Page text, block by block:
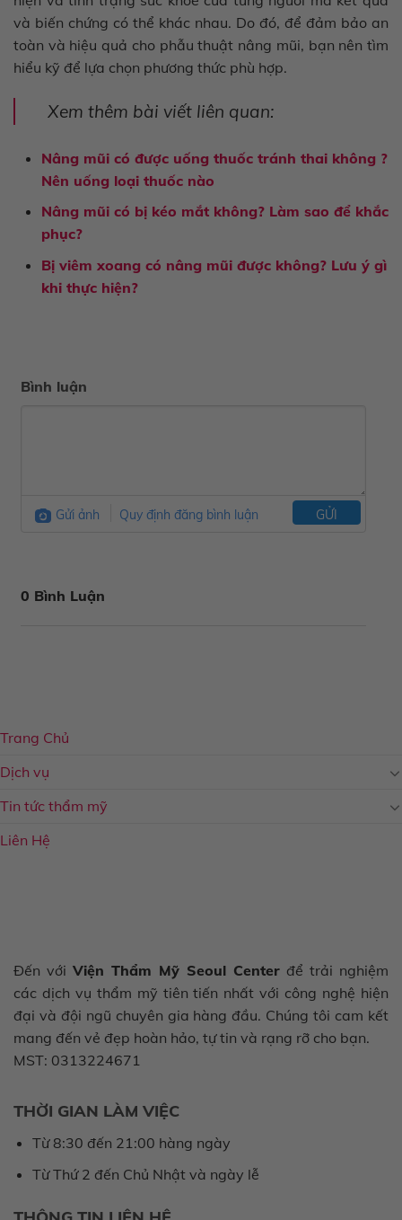
và biến chứng có thể khác nhau. Do đó, để đảm bảo an
toàn và hiệu quả cho phẫu thuật nâng mũi, bạn nên tìm
hiểu kỹ để lựa chọn phương thức phù hợp.
Xem thêm bài viết liên quan:
Nâng mũi có được uống thuốc tránh thai không ?
Nên uống loại thuốc nào
Nâng mũi có bị kéo mắt không? Làm sao để khắc
phục?
Bị viêm xoang có nâng mũi được không? Lưu ý gì
khi thực hiện?
Bình luận
Gửi ảnh Quy định đăng bình luận GỬI
0 Bình Luận
Trang Chủ
Dịch vụ
Tin tức thẩm mỹ
Liên Hệ
Đến với Viện Thẩm Mỹ Seoul Center để trải nghiệm
các dịch vụ thẩm mỹ tiên tiến nhất với công nghệ hiện
đại và đội ngũ chuyên gia hàng đầu. Chúng tôi cam kết
mang đến vẻ đẹp hoàn hảo, tự tin và rạng rỡ cho bạn.
MST: 0313224671
THỜI GIAN LÀM VIỆC
Từ 8:30 đến 21:00 hàng ngày
Từ Thứ 2 đến Chủ Nhật và ngày lễ